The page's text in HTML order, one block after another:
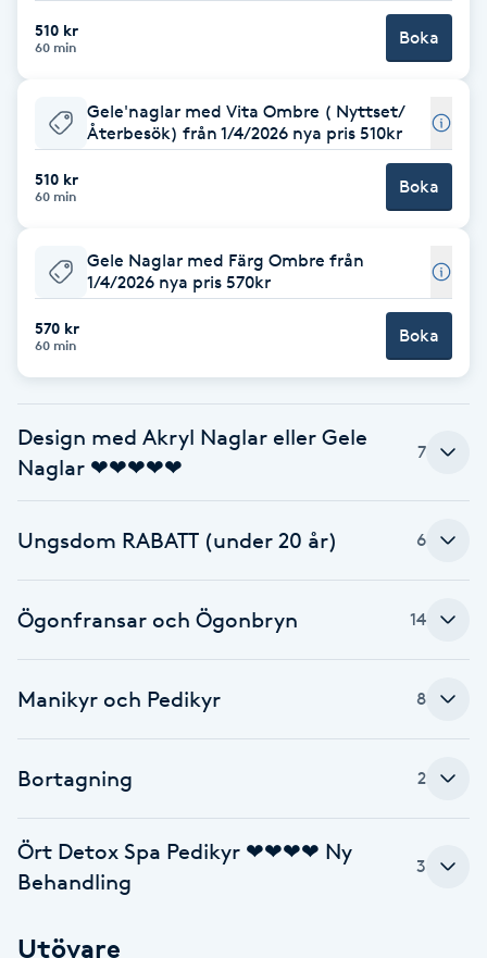
Brynformning
Brynfärgning
Brynplockning
Bröllopsuppsättning
Coachning
Cryoterapi
Dermapen
Enzympeeling
Extensions borttagning
Eyeliner-tatuering
510 kr
60 min Boka
Gele'naglar med Vita Ombre ( Nyttset/
Återbesök) från 1/4/2026 nya pris 510kr
510 kr
60 min Boka
Gele Naglar med Färg Ombre från
1/4/2026 nya pris 570kr
570 kr
60 min Boka
Design med Akryl Naglar eller Gele
Naglar ❤❤❤❤❤
7
Ungsdom RABATT (under 20 år) 6
Ögonfransar och Ögonbryn 14
Manikyr och Pedikyr 8
Bortagning 2
Ört Detox Spa Pedikyr ❤❤❤❤ Ny
Behandling
3
Utövare